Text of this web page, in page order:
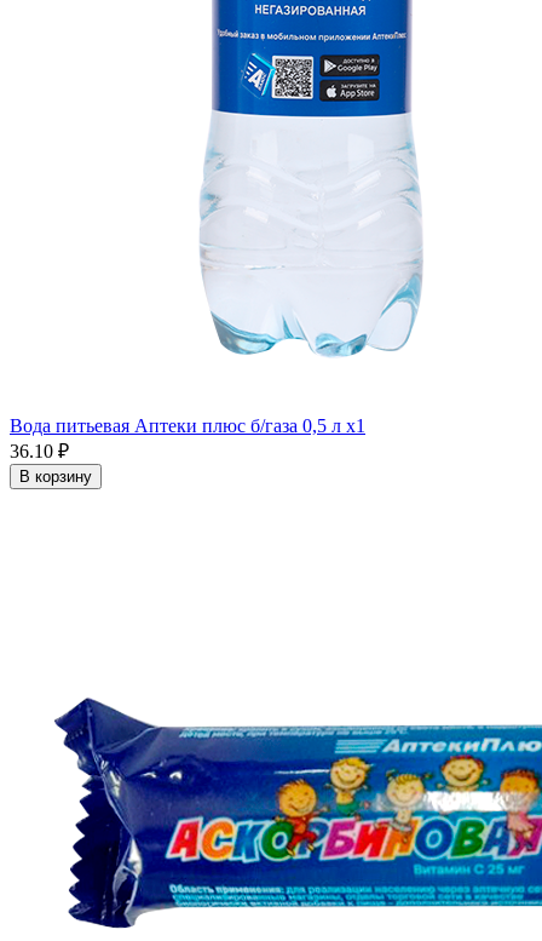
Вода питьевая Аптеки плюс б/газа 0,5 л x1
36.10 ₽
В корзину